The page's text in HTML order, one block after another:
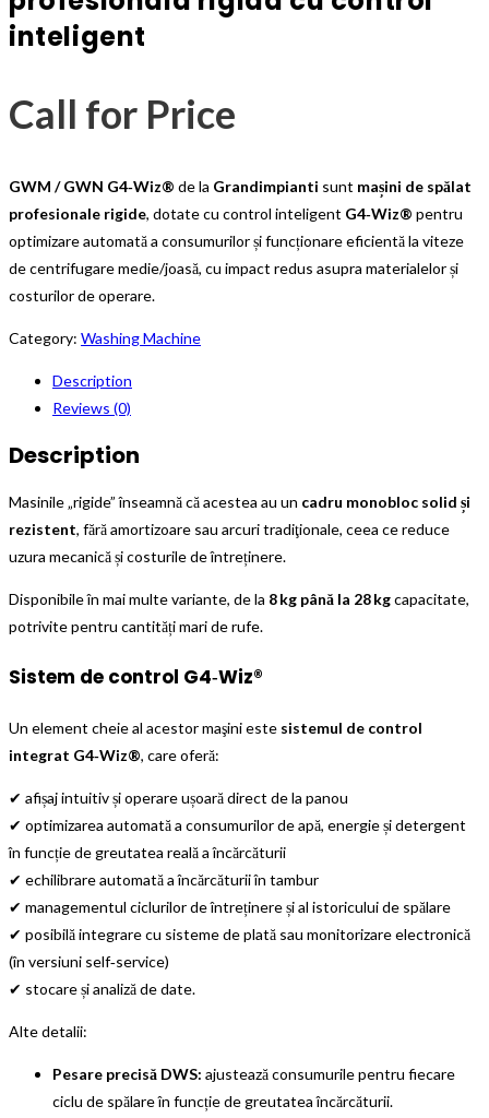
inteligent
Call for Price
GWM / GWN G4‑Wiz® de la Grandimpianti sunt mașini de spălat
profesionale rigide, dotate cu control inteligent G4‑Wiz® pentru
optimizare automată a consumurilor și funcționare eficientă la viteze
de centrifugare medie/joasă, cu impact redus asupra materialelor și
costurilor de operare.
Category: Washing Machine
Description
Reviews (0)
Description
Masinile „rigide” înseamnă că acestea au un cadru monobloc solid și
rezistent, fără amortizoare sau arcuri tradiţionale, ceea ce reduce
uzura mecanică și costurile de întreținere.
Disponibile în mai multe variante, de la 8 kg până la 28 kgcapacitate,
potrivite pentru cantități mari de rufe.
Sistem de control G4‑Wiz®
Un element cheie al acestor maşini este sistemul de control
integrat G4‑Wiz®, care oferă:
✔ afișaj intuitiv și operare ușoară direct de la panou
✔ optimizarea automată a consumurilor de apă, energie și detergent
în funcție de greutatea reală a încărcăturii
✔ echilibrare automată a încărcăturii în tambur
✔ managementul ciclurilor de întreținere și al istoricului de spălare
✔ posibilă integrare cu sisteme de plată sau monitorizare electronică
(în versiuni self‑service)
✔ stocare și analiză de date.
Alte detalii:
Pesare precisă DWS: ajustează consumurile pentru fiecare
ciclu de spălare în funcție de greutatea încărcăturii.